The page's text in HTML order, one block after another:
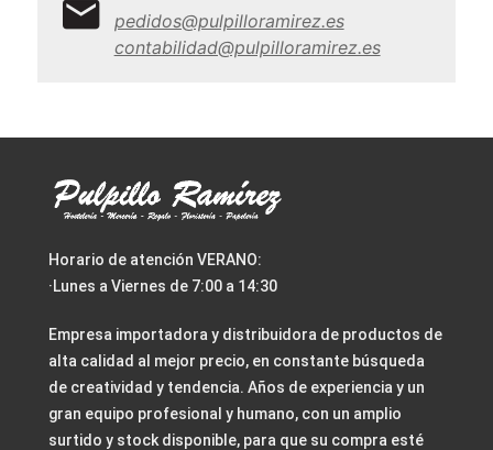
pedidos@pulpilloramirez.es
contabilidad@pulpilloramirez.es
Horario de atención VERANO:
·Lunes a Viernes de 7:00 a 14:30
Empresa importadora y distribuidora de productos de
alta calidad al mejor precio, en constante búsqueda
de creatividad y tendencia. Años de experiencia y un
gran equipo profesional y humano, con un amplio
surtido y stock disponible, para que su compra esté